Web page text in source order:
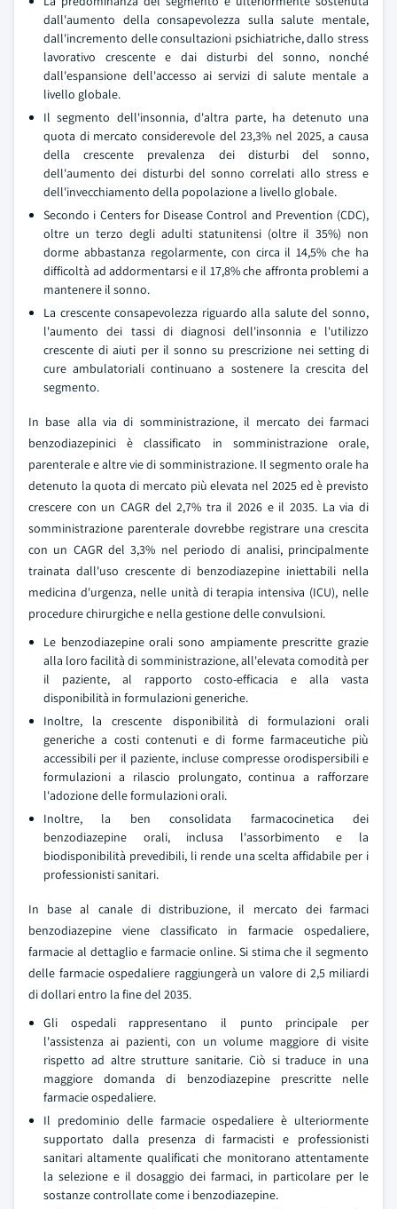
dall'aumento della consapevolezza sulla salute mentale,
dall'incremento delle consultazioni psichiatriche, dallo stress
lavorativo crescente e dai disturbi del sonno, nonché
dall'espansione dell'accesso ai servizi di salute mentale a
livello globale.
Il segmento dell'insonnia, d'altra parte, ha detenuto una
quota di mercato considerevole del 23,3% nel 2025, a causa
della crescente prevalenza dei disturbi del sonno,
dell'aumento dei disturbi del sonno correlati allo stress e
dell'invecchiamento della popolazione a livello globale.
Secondo i Centers for Disease Control and Prevention (CDC),
oltre un terzo degli adulti statunitensi (oltre il 35%) non
dorme abbastanza regolarmente, con circa il 14,5% che ha
difficoltà ad addormentarsi e il 17,8% che affronta problemi a
mantenere il sonno.
La crescente consapevolezza riguardo alla salute del sonno,
l'aumento dei tassi di diagnosi dell'insonnia e l'utilizzo
crescente di aiuti per il sonno su prescrizione nei setting di
cure ambulatoriali continuano a sostenere la crescita del
segmento.
In base alla via di somministrazione, il mercato dei farmaci
benzodiazepinici è classificato in somministrazione orale,
parenterale e altre vie di somministrazione. Il segmento orale ha
detenuto la quota di mercato più elevata nel 2025 ed è previsto
crescere con un CAGR del 2,7% tra il 2026 e il 2035. La via di
somministrazione parenterale dovrebbe registrare una crescita
con un CAGR del 3,3% nel periodo di analisi, principalmente
trainata dall'uso crescente di benzodiazepine iniettabili nella
medicina d'urgenza, nelle unità di terapia intensiva (ICU), nelle
procedure chirurgiche e nella gestione delle convulsioni.
Le benzodiazepine orali sono ampiamente prescritte grazie
alla loro facilità di somministrazione, all'elevata comodità per
il paziente, al rapporto costo-efficacia e alla vasta
disponibilità in formulazioni generiche.
Inoltre, la crescente disponibilità di formulazioni orali
generiche a costi contenuti e di forme farmaceutiche più
accessibili per il paziente, incluse compresse orodispersibili e
formulazioni a rilascio prolungato, continua a rafforzare
l'adozione delle formulazioni orali.
Inoltre, la ben consolidata farmacocinetica dei
benzodiazepine orali, inclusa l'assorbimento e la
biodisponibilità prevedibili, li rende una scelta affidabile per i
professionisti sanitari.
In base al canale di distribuzione, il mercato dei farmaci
benzodiazepine viene classificato in farmacie ospedaliere,
farmacie al dettaglio e farmacie online. Si stima che il segmento
delle farmacie ospedaliere raggiungerà un valore di 2,5 miliardi
di dollari entro la fine del 2035.
Gli ospedali rappresentano il punto principale per
l'assistenza ai pazienti, con un volume maggiore di visite
rispetto ad altre strutture sanitarie. Ciò si traduce in una
maggiore domanda di benzodiazepine prescritte nelle
farmacie ospedaliere.
Il predominio delle farmacie ospedaliere è ulteriormente
supportato dalla presenza di farmacisti e professionisti
sanitari altamente qualificati che monitorano attentamente
la selezione e il dosaggio dei farmaci, in particolare per le
sostanze controllate come i benzodiazepine.